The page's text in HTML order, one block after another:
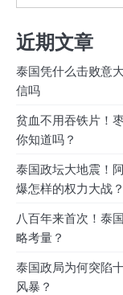
近期文章
泰国凭什么击败意
信吗
贫血不用吞铁片！
你知道吗？
泰国政坛大地震！
爆怎样的权力大战？
八百年来首次！泰
略考量？
泰国政局为何突陷
风暴？